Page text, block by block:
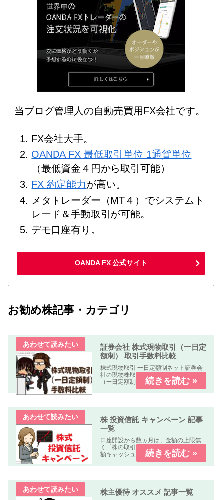
当ブログ管理人の自動売買用FX会社です。
FX会社大手。
OANDA FX 最低取引単位 1通貨単位
（最低資金４円から取引可能）
FX 約定能力が高い。
メタトレーダー（MT４）でシステムト
レード＆手動取引が可能。
デモ口座有り。
OANDA FX 公式サイト
お勧め株記事・カテゴリ
証券会社 株式現物取引（一日定
額制） 取引手数料比較
株式現物取引 一日定額制ネット証券会
社の現物株取引の「株式手数料比較表
（一日定額制）」を作成しました。何
れの業者も「パソコン、スマートフォ
株 投資信託 キャンペーン 記事
一覧
口座開設から数ヵ月は、金額の上限無
く「株の取引手数料が無料」又は「全
額キャッシュバック」のキャンペーン
中心に掲載しています。
株主優待 オススメ 記事一覧